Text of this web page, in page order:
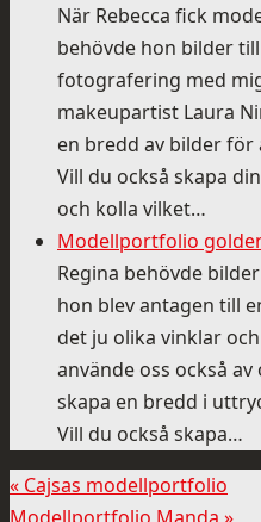
När Rebecca fick
behövde hon bilder
fotografering med
makeupartist Laura
en bredd av bilder för
Vill du också skapa
och kolla vilket…
Modellportfolio
Regina behövde
hon blev antagen till
det ju olika vinklar
använde oss också
skapa en bredd i
Vill du också skapa…
« Cajsas modellportfolio